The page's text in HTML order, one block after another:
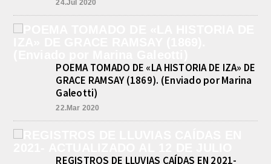
24.Jul 2020
POEMA TOMADO DE «LA HISTORIA DE IZA» DE
GRACE RAMSAY (1869). (Enviado por Marina
Galeotti)
22.Mar 2020
REGISTROS DE LLUVIAS CAÍDAS EN 2021-